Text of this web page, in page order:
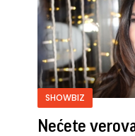
SHOWBIZ
Nećete